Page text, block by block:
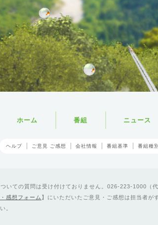
ホーム 番組 ニュース
ヘルプ ご意見 ご感想 会社情報 番組基準 番組種
いての質問は受け付けておりません。026-223-1000（
感想フォーム 】にいただいたご意見・ご感想は担当者が
。